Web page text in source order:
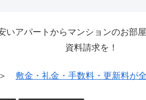
いアパートからマンションのお部
資料請求を！
＞ 敷金・礼金・手数料・更新料が